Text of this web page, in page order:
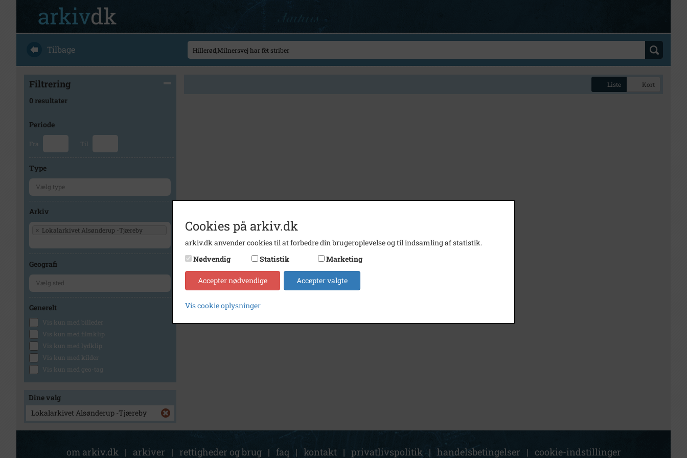
Tilbage
Filtrering
0 resultater
Periode
Fra Til
Type
Arkiv
× Lokalarkivet Alsønderup -Tjæreby
Geografi
Generelt
Vis kun med billeder
Vis kun med filmklip
Vis kun med lydklip
Vis kun med kilder
Vis kun med geo-tag
Dine valg
Lokalarkivet Alsønderup -Tjæreby
Liste Kort
om arkiv.dk | arkiver | rettigheder og brug | faq | kontakt | privatlivspolitik | handelsbetingelser | cookie-indstillinger
Cookies på arkiv.dk
arkiv.dk anvender cookies til at forbedre din brugeroplevelse og til indsamling af statistik.
Nødvendig
Statistik Marketing
Accepter nødvendige Accepter valgte
Vis cookie oplysninger